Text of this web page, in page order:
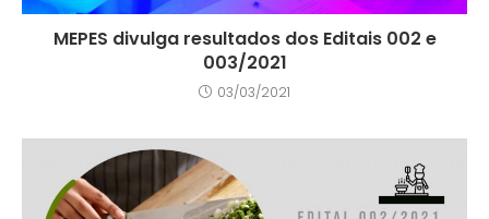
MEPES divulga resultados dos Editais 002 e
003/2021
03/03/2021